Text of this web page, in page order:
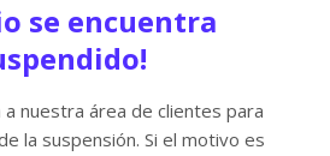
se encuentra
nuestra área de clientes para
la suspensión. Si el motivo es